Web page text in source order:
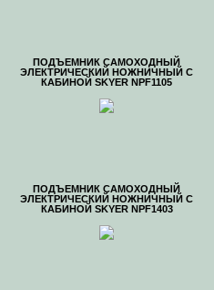
ПОДЪЕМНИК САМОХОДНЫЙ
ЭЛЕКТРИЧЕСКИЙ НОЖНИЧНЫЙ С
КАБИНОЙ SKYER NPF1105
ПОДЪЕМНИК САМОХОДНЫЙ
ЭЛЕКТРИЧЕСКИЙ НОЖНИЧНЫЙ С
КАБИНОЙ SKYER NPF1403